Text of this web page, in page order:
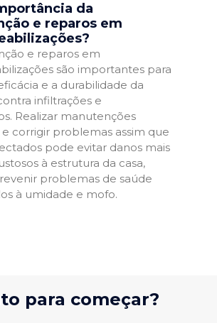
da
e reparos em
e reparos em
são importantes para
e a durabilidade da
infiltrações e
Realizar manutenções
corrigir problemas assim que
pode evitar danos mais
à estrutura da casa,
problemas de saúde
à umidade e mofo.
para começar?